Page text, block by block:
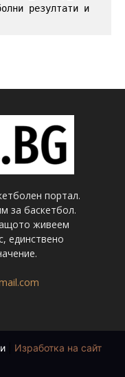
резултати и
портал.
за баскетбол.
живеем
единствено
Изработка на сайт